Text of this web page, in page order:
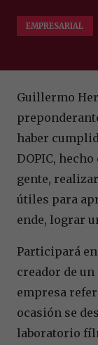
EMPRESARIAL
Guillermo
haber
DOPIC,
gente,
útiles para
ende, lograr
Participará
creador de
empresa
ocasión se
laboratorio